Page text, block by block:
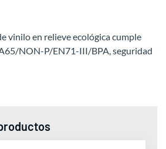
vinilo en relieve ecológica cumple
NON-P/EN71-III/BPA, seguridad